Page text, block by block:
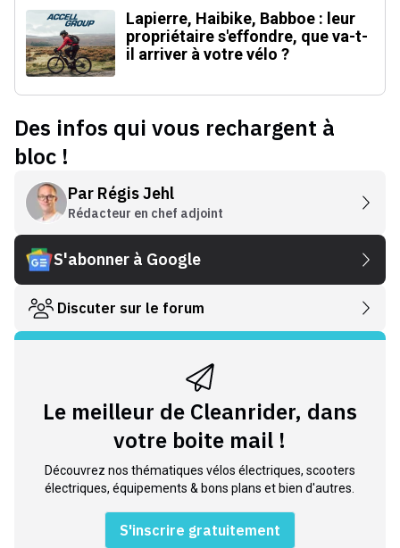
Lapierre, Haibike, Babboe : leur
propriétaire s'effondre, que va-t-
il arriver à votre vélo ?
Des infos qui vous rechargent à
bloc !
Par Régis Jehl
Rédacteur en chef adjoint
S'abonner à Google
Discuter sur le forum
Le meilleur de Cleanrider, dans
votre boite mail !
Découvrez nos thématiques vélos électriques, scooters
électriques, équipements & bons plans et bien d'autres.
S'inscrire gratuitement